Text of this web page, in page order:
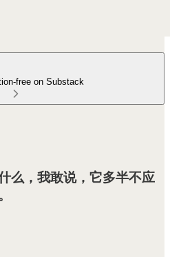
free on Substack
么，我敢说，它多半不应